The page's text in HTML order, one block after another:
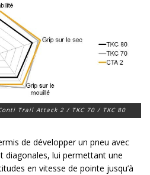
Trail Attack 2 / TKC 70 / TKC 80
de développer un pneu avec
diagonales, lui permettant une
en vitesse de pointe jusqu’à